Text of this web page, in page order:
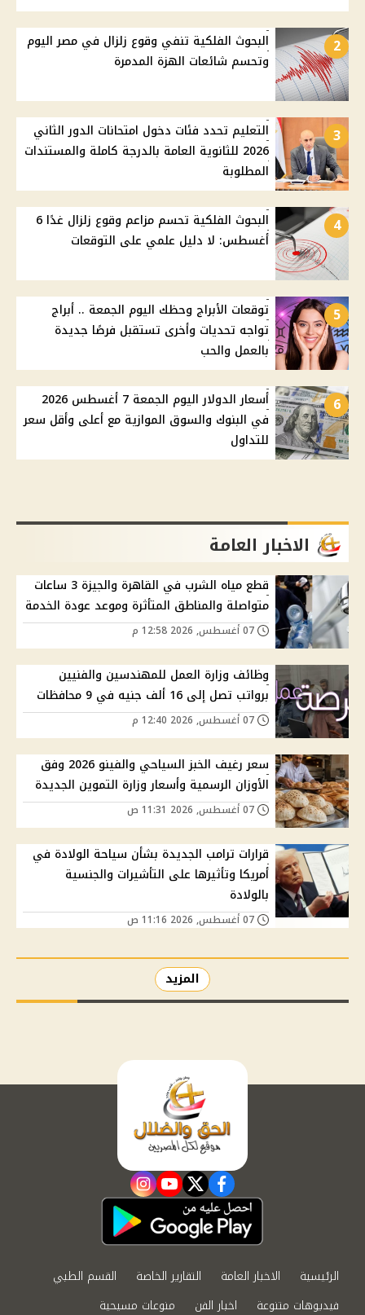
2
البحوث الفلكية تنفي وقوع زلزال في مصر اليوم
وتحسم شائعات الهزة المدمرة
3
التعليم تحدد فئات دخول امتحانات الدور الثاني
2026 للثانوية العامة بالدرجة كاملة والمستندات
المطلوبة
4
البحوث الفلكية تحسم مزاعم وقوع زلزال غدًا 6
أغسطس: لا دليل علمي على التوقعات
5
توقعات الأبراج وحظك اليوم الجمعة .. أبراج
تواجه تحديات وأخرى تستقبل فرصًا جديدة
بالعمل والحب
6
أسعار الدولار اليوم الجمعة 7 أغسطس 2026
في البنوك والسوق الموازية مع أعلى وأقل سعر
للتداول
الاخبار العامة
قطع مياه الشرب في القاهرة والجيزة 3 ساعات
متواصلة والمناطق المتأثرة وموعد عودة الخدمة
وظائف وزارة العمل للمهندسين والفنيين
برواتب تصل إلى 16 ألف جنيه في 9 محافظات
سعر رغيف الخبز السياحي والفينو 2026 وفق
الأوزان الرسمية وأسعار وزارة التموين الجديدة
قرارات ترامب الجديدة بشأن سياحة الولادة في
أمريكا وتأثيرها على التأشيرات والجنسية
بالولادة
المزيد
facebook
twitter
youtube
instagram
الرئيسية الاخبار العامة التقارير الخاصة
القسم الطبي
فيديوهات متنوعة
اخبار الفن منوعات مسيحية